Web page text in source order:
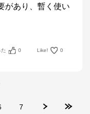
があり、暫く使い
0 Like! 0
7